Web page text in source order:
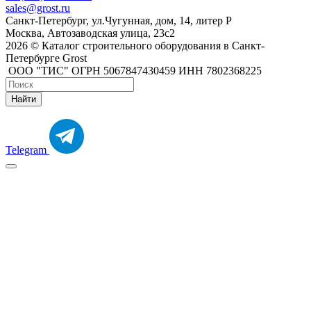
sales@grost.ru
Санкт-Петербург, ул.Чугунная, дом, 14, литер Р
Москва, Автозаводская улица, 23с2
2026 © Каталог строительного оборудования в Санкт-
Петербурге Grost
ООО "ТИС" ОГРН 5067847430459 ИНН 7802368225
Найти
Telegram